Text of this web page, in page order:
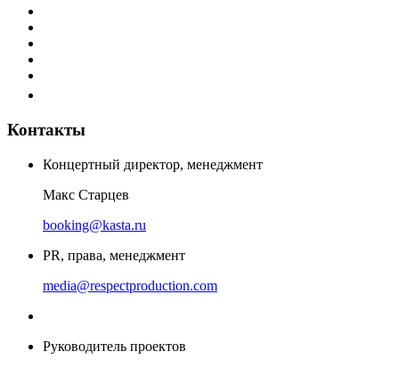
Контакты
Концертный директор, менеджмент
Макс Старцев
booking@kasta.ru
PR, права, менеджмент
media@respectproduction.com
Руководитель проектов